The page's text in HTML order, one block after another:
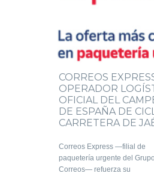
CORREOS
OPERADOR
OFICIAL DEL
DE ESPAÑA DE
CARRETERA DE
Correos Express —filial de
paquetería urgente del Grupo
Correos— refuerza su